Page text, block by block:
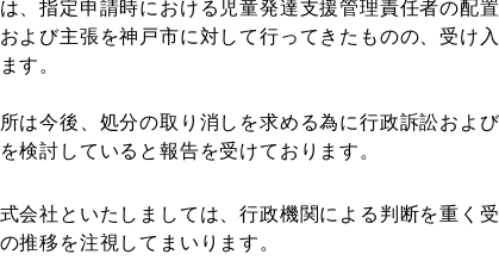
、指定申請時における児童発達支援管理責任者の配
よび主張を神戸市に対して行ってきたものの、受け
す。
は今後、処分の取り消しを求める為に行政訴訟およ
検討していると報告を受けております。
会社といたしましては、行政機関による判断を重く受
推移を注視してまいります。